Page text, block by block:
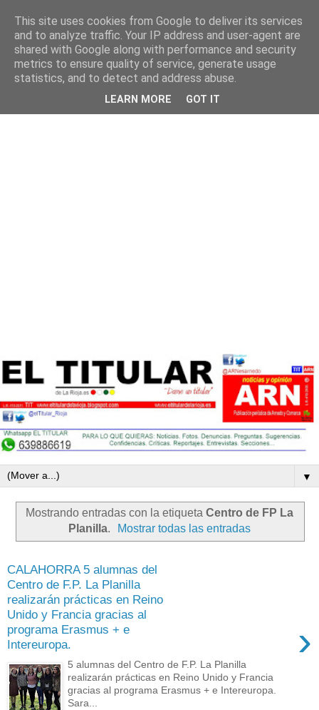
▼
Mostrando entradas con la etiqueta Centro de FP La
Planilla. Mostrar todas las entradas
CALAHORRA 5 alumnas del
Centro de F.P. La Planilla
realizarán prácticas en Reino
Unido y Francia gracias al
programa Erasmus + e
Intereuropa.
›
5 alumnas del Centro de F.P. La Planilla
realizarán prácticas en Reino Unido y Francia
gracias al programa Erasmus + e Intereuropa.
Sara...
This site uses cookies from Google to deliver its services
and to analyze traffic. Your IP address and user-agent are
shared with Google along with performance and security
metrics to ensure quality of service, generate usage
statistics, and to detect and address abuse.
LEARN MORE GOT IT